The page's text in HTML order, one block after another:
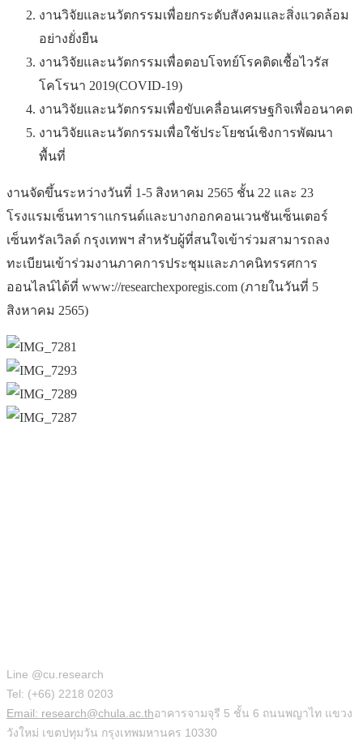
งานวิจัยและนวัตกรรมเพื่อยกระดับสังคมและสิ่งแวดล้อม
อย่างยั่งยืน
งานวิจัยและนวัตกรรมเพื่อตอบโจทย์โรคติดเชื้อไวรัส
โคโรนา 2019(COVID-19)
งานวิจัยและนวัตกรรมเพื่อขับเคลื่อนเศรษฐกิจเพื่ออนาคต
งานวิจัยและนวัตกรรมเพื่อใช้ประโยชน์เชิงการพัฒนา
พื้นที่
งานจัดขึ้นระหว่างวันที่ 1-5 สิงหาคม 2565 ชั้น 22 และ 23
โรงแรมเซ็นทาราแกรนด์และบางกอกคอนเวนชันเซ็นเตอร์
เซ็นทรัลเวิลด์ กรุงเทพฯ สำหรับผู้ที่สนใจเข้าร่วมสามารถลง
ทะเบียนเข้าร่วมงานภาคการประชุมและภาคนิทรรศการ
ออนไลน์ได้ที่ www://researchexporegis.com (ภายในวันที่ 5
สิงหาคม 2565)
Line @cu.research
Tel: (+66) 2218 0203
Email: research@chula.ac.thอาคารจามจุรี 5 ชั้น 6 ถนนพญาไท แขวง
วังใหม่ เขตปทุมวัน กรุงเทพมหานคร 10330